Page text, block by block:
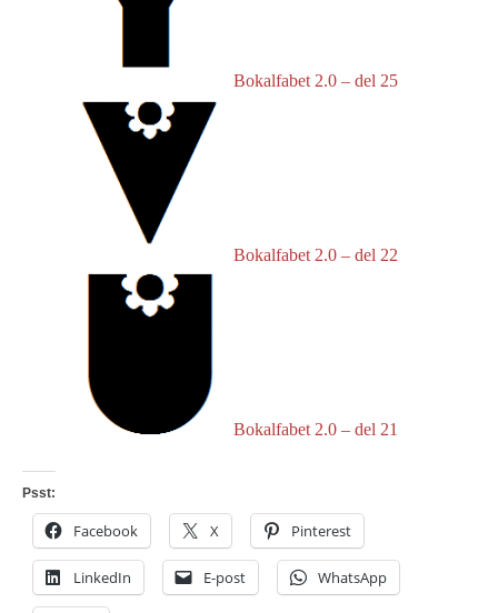
Bokalfabet 2.0 – del 25
Bokalfabet 2.0 – del 22
Bokalfabet 2.0 – del 21
Psst:
Facebook X Pinterest
LinkedIn E-post WhatsApp